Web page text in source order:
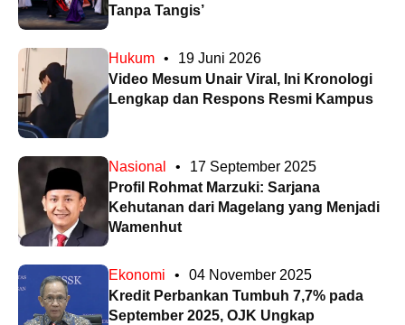
Tanpa Tangis’
Hukum •
19 Juni 2026
Video Mesum Unair Viral, Ini Kronologi
Lengkap dan Respons Resmi Kampus
Nasional •
17 September 2025
Profil Rohmat Marzuki: Sarjana
Kehutanan dari Magelang yang Menjadi
Wamenhut
Ekonomi •
04 November 2025
Kredit Perbankan Tumbuh 7,7% pada
September 2025, OJK Ungkap